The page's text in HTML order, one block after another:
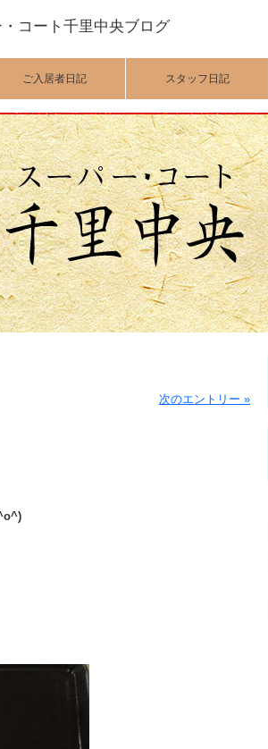
コート千里中央ブログ
ご入居者日記 スタッフ日記
次のエントリー »